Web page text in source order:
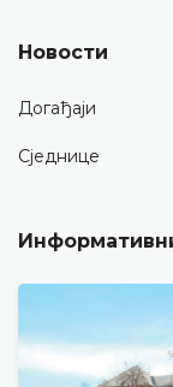
Новости
Догађаји
Сједнице